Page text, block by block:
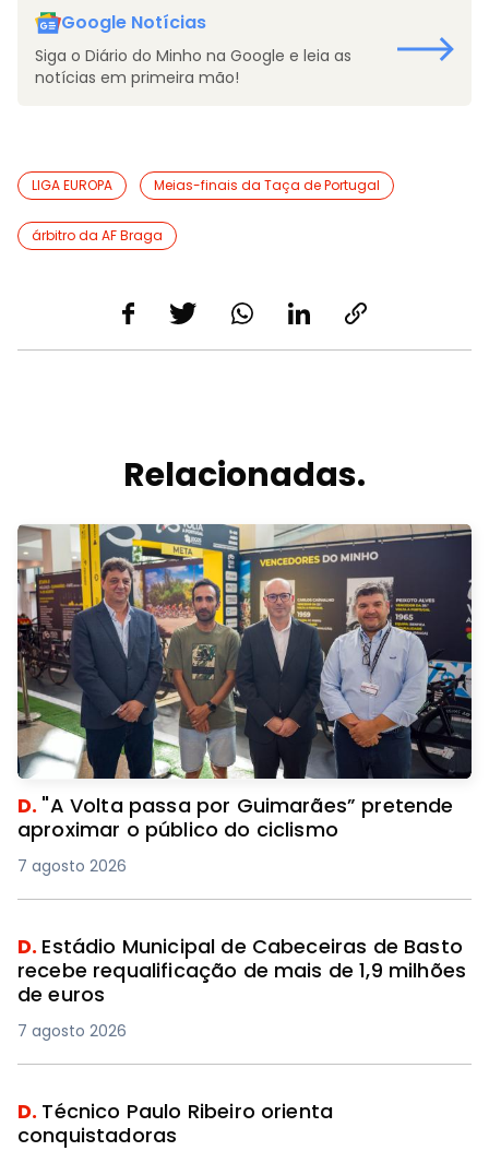
Google Notícias
Siga o Diário do Minho na Google e leia as
notícias em primeira mão!
LIGA EUROPA Meias-finais da Taça de Portugal
árbitro da AF Braga
Relacionadas.
D. "A Volta passa por Guimarães” pretende
aproximar o público do ciclismo
7 agosto 2026
D. Estádio Municipal de Cabeceiras de Basto
recebe requalificação de mais de 1,9 milhões
de euros
7 agosto 2026
D. Técnico Paulo Ribeiro orienta
conquistadoras